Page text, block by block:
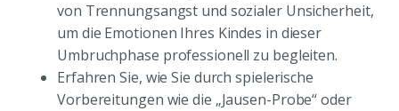
von Trennungsangst und sozialer Unsicherheit,
um die Emotionen Ihres Kindes in dieser
Umbruchphase professionell zu begleiten.
Erfahren Sie, wie Sie durch spielerische
Vorbereitungen wie die „Jausen-Probe“ oder